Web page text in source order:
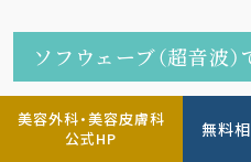
ソフウェーブ（超音波
ソフウェーブの痛
美容外科・美容皮膚科
公式HP
無料